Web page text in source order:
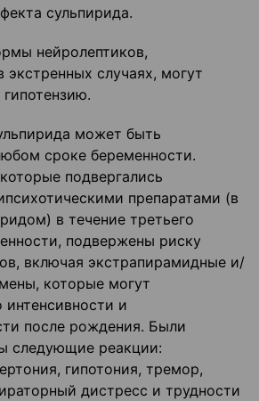
сульпирида.
нейролептиков,
случаях, могут
может быть
сроке беременности.
подвергались
препаратами (в
в течение третьего
подвержены риску
включая экстрапирамидные и/
которые могут
интенсивности и
после рождения. Были
следующие реакции:
гипотония, тремор,
дистресс и трудности